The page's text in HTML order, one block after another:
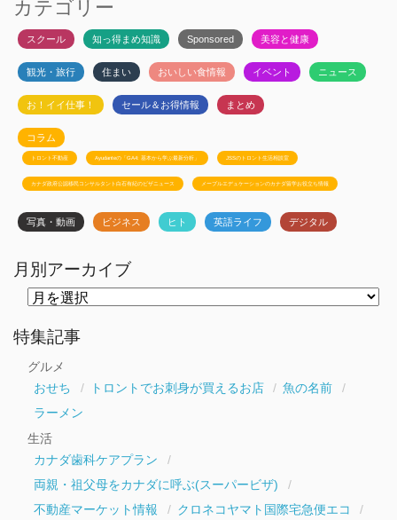
カテゴリー
スクール 知っ得まめ知識 Sponsored 美容と健康
観光・旅行 住まい おいしい食情報 イベント ニュース
お！イイ仕事！ セール＆お得情報 まとめ
コラム
トロント不動産 Ayudanteの「GA4: 基本から学ぶ最新分析」 JSSのトロント生活相談室
カナダ政府公認移民コンサルタント白石有紀のビザニュース メープルエデュケーションのカナダ留学お役立ち情報
写真・動画 ビジネス ヒト 英語ライフ デジタル
月別アーカイブ
ー
カ
特集記事
グルメ
おせち
トロントでお刺身が買えるお店
魚の名前
ラーメン
生活
カナダ歯科ケアプラン
両親・祖父母をカナダに呼ぶ(スーパービザ)
不動産マーケット情報
クロネコヤマト国際宅急便エコ